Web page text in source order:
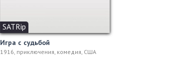
SATRip
Игра с судьбой
1916, приключения, комедия, США